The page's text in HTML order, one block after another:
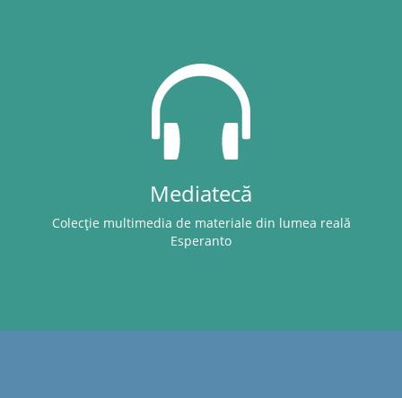
Mediatecă
Colecție multimedia de materiale din lumea reală
Esperanto